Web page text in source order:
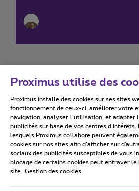
Conditions d'utilisation
Tous droits réservés. © 2026 Proximus
Conditions générales, info
Proximus utilise des
Proximus installe des cookies sur ses sites
fonctionnement de ceux-ci, améliorer votre
navigation, analyser l’utilisation, et adapter
publicités sur base de vos centres
lesquels Proximus collabore peuvent
cookies sur nos sites afin d’afficher sur
sociaux des publicités susceptibles de vous
blocage de certains cookies peut entraver
site.
Gestion des cookies